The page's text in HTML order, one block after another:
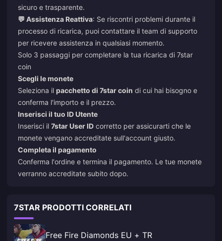
sicuro e trasparente.
💬 Assistenza Reattiva: Se riscontri problemi durante il
processo di ricarica, puoi contattare il team di supporto
per ricevere assistenza in qualsiasi momento.
Solo 3 passaggi per completare la tua ricarica di 7star
coin
Scegli le monete
Seleziona il pacchetto di 7star coin di cui hai bisogno e
conferma l'importo e il prezzo.
Inserisci il tuo ID Utente
Inserisci il 7star User ID corretto per assicurarti che le
monete vengano accreditate sull'account giusto.
Completa il pagamento
Conferma l'ordine e termina il pagamento. Le tue monete
verranno accreditate subito dopo.
7STAR PRODOTTI CORRELATI
Free Fire Diamonds EU + TR